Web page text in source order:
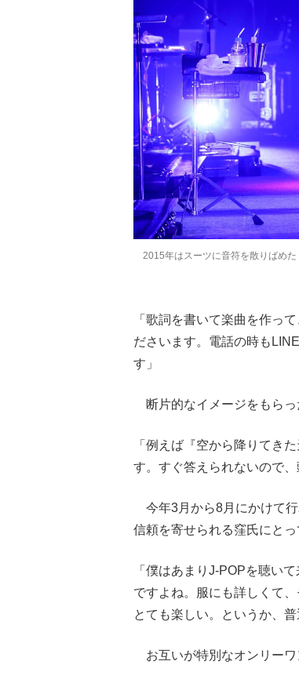
2015年はスーツに音符を散りばめた
「歌詞を書いて楽曲を作っ
ださいます。電話の時も
す」
断片的なイメージをもらっ
「例えば『空から降りてき
す。すぐ答えられないので
今年3月から8月にかけて
信頼を寄せられる窪氏にと
「僕はあまりJ‐POPを聴い
ですよね。服にも詳しくて
とても楽しい。というか、普
お互いが特別なオンリーワ